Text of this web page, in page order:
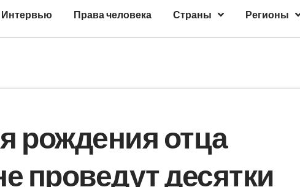
Интервью Права человека Страны Регионы
рождения отца
проведут десятки